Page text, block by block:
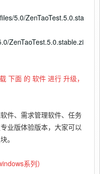
5.0/ZenTaoTest.5.0.sta
ZenTaoTest.5.0.stable.zi
下面 的 软件 进行 升级，
件、需求管理软件、任务
业版体验版本，大家可以
。
系列）